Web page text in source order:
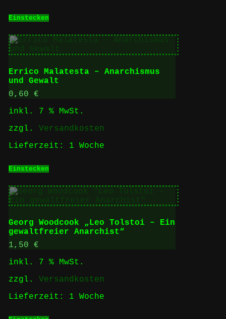
Einstecken
Errico Malatesta – Anarchismus
und Gewalt
0,60 €
inkl. 7 % MwSt.
zzgl. Versandkosten
Lieferzeit: 1 Woche
Einstecken
Georg Woodcook „Leo Tolstoi – Ein
gewaltfreier Anarchist“
1,50 €
inkl. 7 % MwSt.
zzgl. Versandkosten
Lieferzeit: 1 Woche